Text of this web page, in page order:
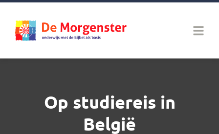
Op studiereis in
België